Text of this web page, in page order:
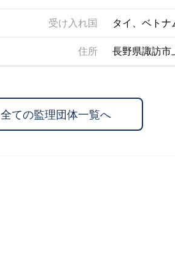
受け入れ国 タイ、ベトナ
住所 長野県諏訪市
全ての監理団体一覧へ